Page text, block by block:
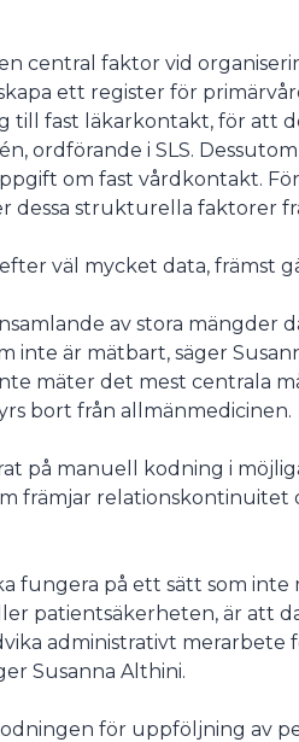
central faktor vid
ett register för
till fast läkarkontakt, för att
ordförande i SLS.
om fast vårdkontakt.
dessa strukturella faktorer
väl mycket data, främst
av stora mängder
är mätbart, säger
mäter det mest centrala
bort från allmänmedicinen.
på manuell kodning i
främjar relationskontinuitet
fungera på ett sätt som
patientsäkerheten, är att
administrativt merarbete
Susanna Althini.
för uppföljning av